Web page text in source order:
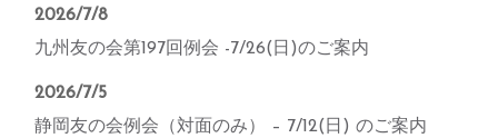
九州友の会第197回例会 -7/26(日)のご案内
2026/7/8
静岡友の会例会（対面のみ） – 7/12(日) のご案内
2026/7/5